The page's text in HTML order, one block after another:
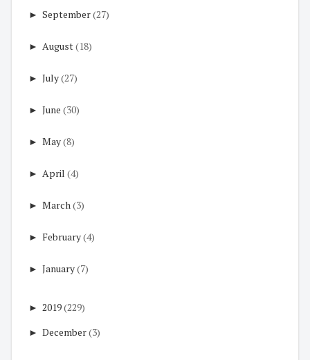
► September(27)
► August(18)
► July(27)
► June (30)
► May(8)
► April (4)
► March(3)
► February(4)
► January(7)
► 2019(229)
► December(3)